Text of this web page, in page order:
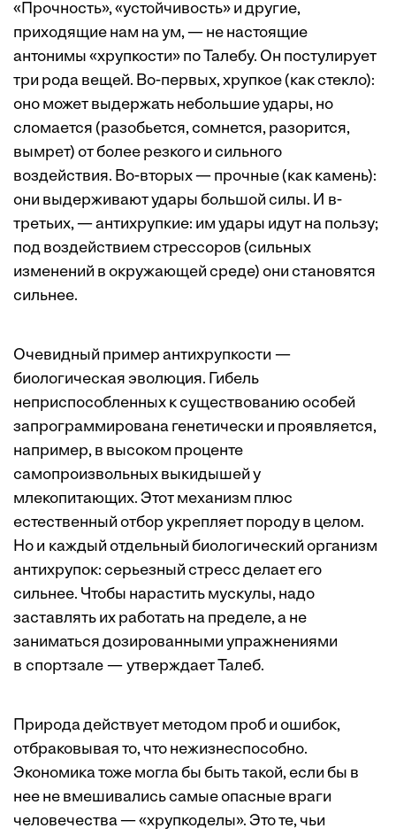
«Прочность», «устойчивость» и другие,
приходящие нам на ум, — не настоящие
антонимы «хрупкости» по Талебу. Он постулирует
три рода вещей. Во-первых, хрупкое (как стекло):
оно может выдержать небольшие удары, но
сломается (разобьется, сомнется, разорится,
вымрет) от более резкого и сильного
воздействия. Во-вторых — прочные (как камень):
они выдерживают удары большой силы. И в-
третьих, — антихрупкие: им удары идут на пользу;
под воздействием стрессоров (сильных
изменений в окружающей среде) они становятся
сильнее.
Очевидный пример антихрупкости —
биологическая эволюция. Гибель
неприспособленных к существованию особей
запрограммирована генетически и проявляется,
например, в высоком проценте
самопроизвольных выкидышей у
млекопитающих. Этот механизм плюс
естественный отбор укрепляет породу в целом.
Но и каждый отдельный биологический организм
антихрупок: серьезный стресс делает его
сильнее. Чтобы нарастить мускулы, надо
заставлять их работать на пределе, а не
заниматься дозированными упражнениями
в спортзале — утверждает Талеб.
Природа действует методом проб и ошибок,
отбраковывая то, что нежизнеспособно.
Экономика тоже могла бы быть такой, если бы в
нее не вмешивались самые опасные враги
человечества — «хрупкоделы». Это те, чьи